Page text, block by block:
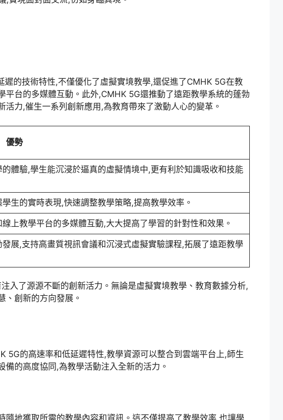
的技術特性,不僅優化了虛擬實境教學,還促進了CMHK 5G在教
台的多媒體互動。此外,CMHK 5G還推動了遠距教學系統的蓬勃
力,催生一系列創新應用,為教育帶來了激動人心的變革。
優勢
體驗,學生能沉浸於逼真的虛擬情境中,更有利於知識吸收和技能
生的實時表現,快速調整教學策略,提高教學效率。
上教學平台的多媒體互動,大大提高了學習的針對性和效果。
展,支持高畫質視訊會議和沉浸式虛擬實驗課程,拓展了遠距教學
入了源源不斷的創新活力。無論是虛擬實境教學、教育數據分析,
創新的方向發展。
5G的高速率和低延遲特性,教學資源可以整合到雲端平台上,師生
的高度協同,為教學活動注入全新的活力。